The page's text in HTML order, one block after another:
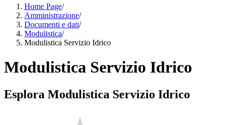
Home Page/
Amministrazione/
Documenti e dati/
Modulistica/
Modulistica Servizio Idrico
Modulistica Servizio Idrico
Esplora Modulistica Servizio Idrico